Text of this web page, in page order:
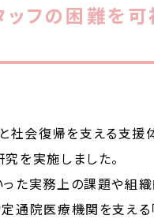
フの困難を可
社会復帰を支える支援
を実施しました。
った実務上の課題や組
通院医療機関を支える